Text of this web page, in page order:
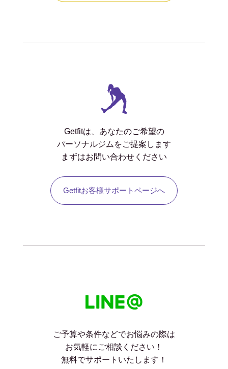
Getfitは、あなたのご希望の
パーソナルジムをご提案します
まずはお問い合わせください
Getfitお客様サポートページへ
ご予算や条件などでお悩みの際は
お気軽にご相談ください！
無料でサポートいたします！